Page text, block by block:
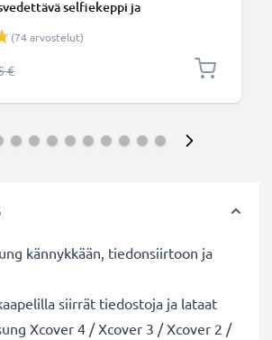
selfiekeppi ja
puhelimelle ja kameralle -
Androidille ynm.
(74 arvostelut)
hinta
€
kännykkään, tiedonsiirtoon ja
siirrät tiedostoja ja lataat
Xcover 4 / Xcover 3 / Xcover 2 /